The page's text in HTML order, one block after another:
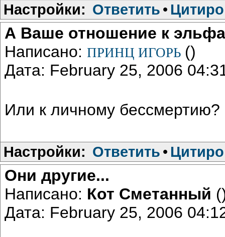
Настройки: Ответить •
А Ваше отношение к
Написано: ПРИНЦ ИГОРЬ ()
Дата: February 25, 2006
Или к личному бессмертию?
Настройки: Ответить •
Они другие...
Написано: Кот Сметанный
Дата: February 25, 2006